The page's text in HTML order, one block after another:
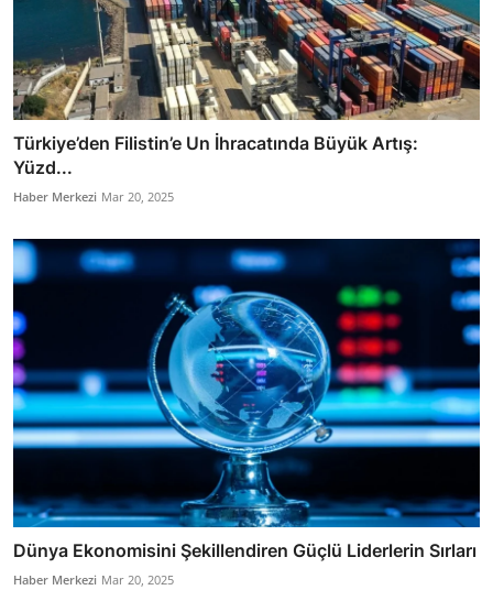
Türkiye’den Filistin’e Un İhracatında Büyük Artış:
Yüzd...
Haber Merkezi Mar 20, 2025
Dünya Ekonomisini Şekillendiren Güçlü Liderlerin Sırları
Haber Merkezi Mar 20, 2025